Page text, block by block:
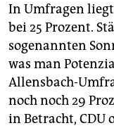
In Umfragen
bei 25 Prozent.
sogenannten
was man
Allensbach-
noch noch 29
in Betracht, CDU